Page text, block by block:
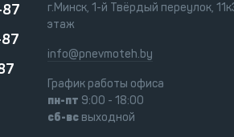
г.Минск, 1-й Твёрдый переулок,
этаж
info@pnevmoteh.by
График работы офиса
пн-пт 9:00 - 18:00
сб-всвыходной